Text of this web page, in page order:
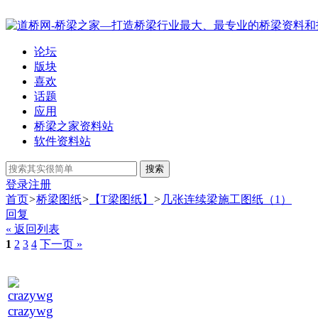
论坛
版块
喜欢
话题
应用
桥梁之家资料站
软件资料站
搜索
登录注册
首页>桥梁图纸> 【T梁图纸】 > 几张连续梁施工图纸（1）
回复
« 返回列表
1 2 3 4 下一页 »
crazywg